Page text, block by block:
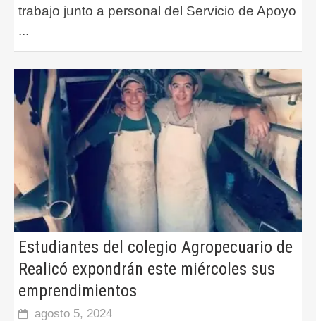
trabajo junto a personal del Servicio de Apoyo
...
Estudiantes del colegio Agropecuario de
Realicó expondrán este miércoles sus
emprendimientos
agosto 5, 2024